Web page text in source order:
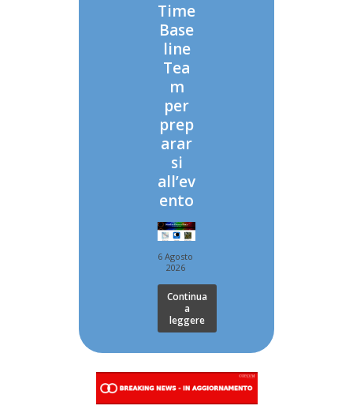
Time
Base
line
Tea
m
per
prep
arar
si
all’ev
ento
6 Agosto
2026
Continua
a
leggere